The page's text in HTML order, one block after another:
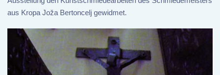
aus Kropa Joža Bertoncelj gewidmet.